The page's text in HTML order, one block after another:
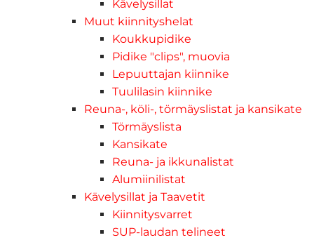
Kävelysillat
Muut kiinnityshelat
Koukkupidike
Pidike "clips", muovia
Lepuuttajan kiinnike
Tuulilasin kiinnike
Reuna-, köli-, törmäyslistat ja kansikate
Törmäyslista
Kansikate
Reuna- ja ikkunalistat
Alumiinilistat
Kävelysillat ja Taavetit
Kiinnitysvarret
SUP-laudan telineet